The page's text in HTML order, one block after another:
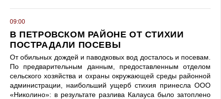
09:00
В ПЕТРОВСКОМ РАЙОНЕ ОТ СТИХИИ
ПОСТРАДАЛИ ПОСЕВЫ
От обильных дождей и паводковых вод досталось и посевам.
По предварительным данным, предоставленным отделом
сельского хозяйства и охраны окружающей среды районной
администрации, наибольший ущерб стихия принесла ООО
«Николино»: в результате разлива Калауса было затоплено